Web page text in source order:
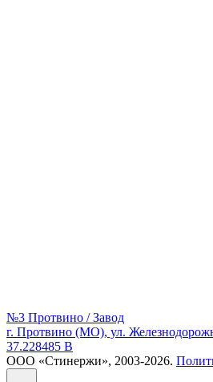
№3 Протвино / Завод
г. Протвино (МО), ул.
37.228485 В
ООО «Стинержи», 2003-2026.